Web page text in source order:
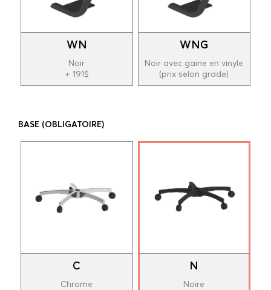
WN
Noir
+ 191$
WNG
Noir avec gaine en vinyle
(prix selon grade)
BASE (OBLIGATOIRE)
C
Chrome
N
Noire